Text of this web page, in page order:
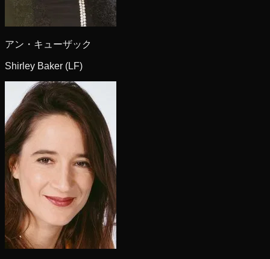
アン・キューザック
Shirley Baker (LF)